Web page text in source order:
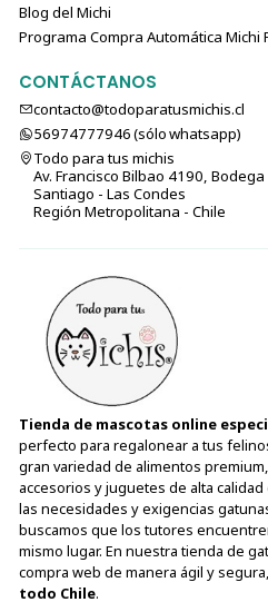
Blog del Michi
Programa Compra Automática Michi
CONTÁCTANOS
contacto@todoparatusmichis.cl
56974777946 (sólo⁣⁣⁣⁣⁣​​​​​​​​​​​​​​​ whatsapp)
Todo para tus michis
Av. Francisco Bilbao 4190,
Santiago - Las Condes
Región Metropolitana - Chile
Tienda de mascotas online
perfecto para regalonear a tus
gran variedad de alimentos
accesorios y juguetes de alta
las necesidades y exigencias
buscamos que los tutores
mismo lugar. En nuestra tienda de
compra web de manera ágil y
todo Chile.